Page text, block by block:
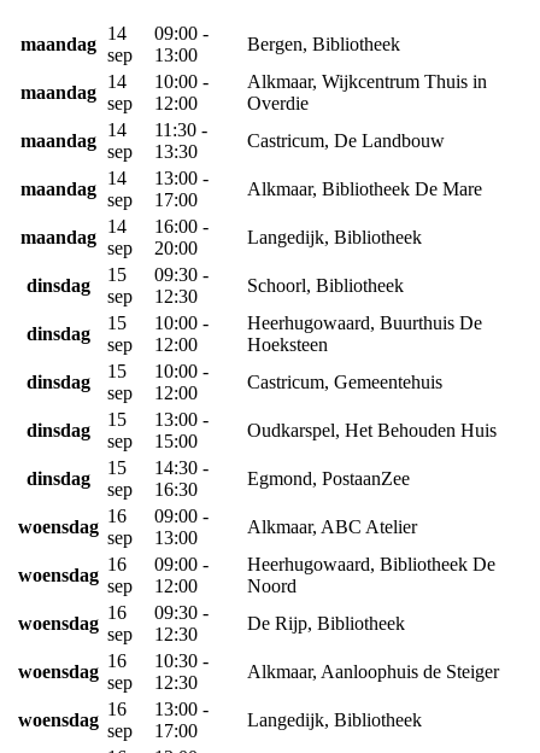
maandag
14
sep
09:00 -
13:00
Bergen, Bibliotheek
maandag
14
sep
10:00 -
12:00
Alkmaar, Wijkcentrum Thuis in
Overdie
maandag
14
sep
11:30 -
13:30
Castricum, De Landbouw
maandag
14
sep
13:00 -
17:00
Alkmaar, Bibliotheek De Mare
maandag
14
sep
16:00 -
20:00
Langedijk, Bibliotheek
dinsdag
15
sep
09:30 -
12:30
Schoorl, Bibliotheek
dinsdag
15
sep
10:00 -
12:00
Heerhugowaard, Buurthuis De
Hoeksteen
dinsdag
15
sep
10:00 -
12:00
Castricum, Gemeentehuis
dinsdag
15
sep
13:00 -
15:00
Oudkarspel, Het Behouden Huis
dinsdag
15
sep
14:30 -
16:30
Egmond, PostaanZee
woensdag
16
sep
09:00 -
13:00
Alkmaar, ABC Atelier
woensdag
16
sep
09:00 -
12:00
Heerhugowaard, Bibliotheek De
Noord
woensdag
16
sep
09:30 -
12:30
De Rijp, Bibliotheek
woensdag
16
sep
10:30 -
12:30
Alkmaar, Aanloophuis de Steiger
woensdag
16
sep
13:00 -
17:00
Langedijk, Bibliotheek